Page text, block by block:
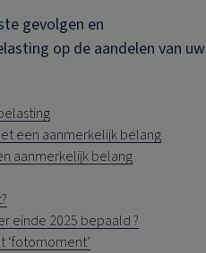
gevolgen en
op de aandelen van uw
een aanmerkelijk belang
aanmerkelijk belang
einde 2025 bepaald ?
‘fotomoment’